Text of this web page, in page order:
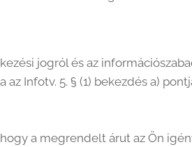
jogról és az
Infotv. 5. § (1) bekezdés a)
a megrendelt árut az Ön